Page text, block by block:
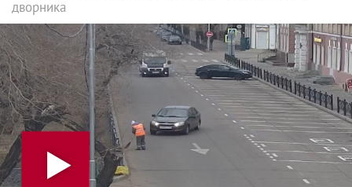
дворника